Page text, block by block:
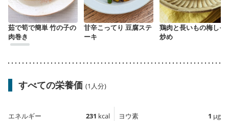
茹で筍で簡単 竹の子の
肉巻き
甘辛こってり 豆腐ステ
ーキ
鶏肉と長いもの梅しそ
炒め
すべての栄養価 (1人分)
エネルギー 231 kcal
ヨウ素 1 µg